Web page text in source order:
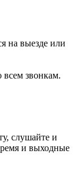
на выезде или
всем звонкам.
слушайте и
и выходные